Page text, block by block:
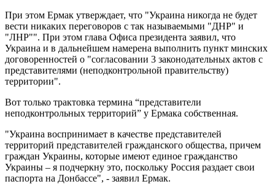
При этом Ермак утверждает, что "Украина никогда не будет
вести никаких переговоров с так называемыми "ДНР" и
"ЛНР"". При этом глава Офиса президента заявил, что
Украина и в дальнейшем намерена выполнить пункт минских
договоренностей о "согласовании 3 законодательных актов с
представителями (неподконтрольной правительству)
территории".
Вот только трактовка термина “представители
неподконтрольных территорий” у Ермака собственная.
"Украина воспринимает в качестве представителей
территорий представителей гражданского общества, причем
граждан Украины, которые имеют единое гражданство
Украины – я подчеркну это, поскольку Россия раздает свои
паспорта на Донбассе", - заявил Ермак.